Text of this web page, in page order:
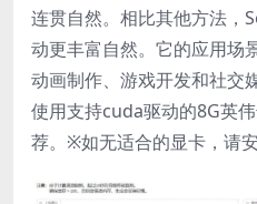
连贯自然。相比其他方法，
动更丰富自然。它的应用场
动画制作、游戏开发和社交
使用支持cuda驱动的8G英
荐。※如无适合的显卡，请